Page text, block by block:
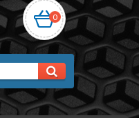
0